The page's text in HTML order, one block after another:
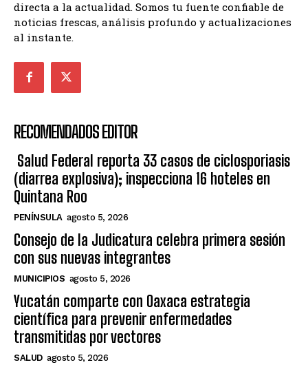
directa a la actualidad. Somos tu fuente confiable de
noticias frescas, análisis profundo y actualizaciones
al instante.
RECOMENDADOS EDITOR
Salud Federal reporta 33 casos de ciclosporiasis
(diarrea explosiva); inspecciona 16 hoteles en
Quintana Roo
PENÍNSULA agosto 5, 2026
Consejo de la Judicatura celebra primera sesión
con sus nuevas integrantes
MUNICIPIOS agosto 5, 2026
Yucatán comparte con Oaxaca estrategia
científica para prevenir enfermedades
transmitidas por vectores
SALUD agosto 5, 2026